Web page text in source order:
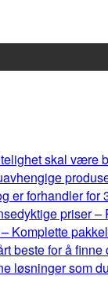
skal være
er forhandler for
priser –
Komplette
beste for å finne
løsninger som